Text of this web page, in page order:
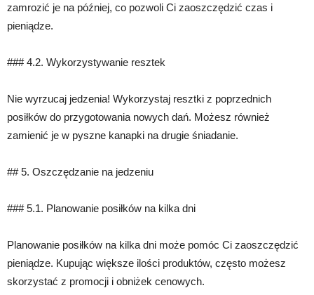
zamrozić je na później, co pozwoli Ci zaoszczędzić czas i
pieniądze.
### 4.2. Wykorzystywanie resztek
Nie wyrzucaj jedzenia! Wykorzystaj resztki z poprzednich
posiłków do przygotowania nowych dań. Możesz również
zamienić je w pyszne kanapki na drugie śniadanie.
## 5. Oszczędzanie na jedzeniu
### 5.1. Planowanie posiłków na kilka dni
Planowanie posiłków na kilka dni może pomóc Ci zaoszczędzić
pieniądze. Kupując większe ilości produktów, często możesz
skorzystać z promocji i obniżek cenowych.